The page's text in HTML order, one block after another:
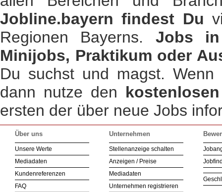
Jobline.bayern findest Du
Regionen Bayerns. Jobs in
Minijobs, Praktikum oder
Du suchst und magst.
dann nutze den
ersten der über neue Jobs
Über uns
Unsere Werte
Mediadaten
Kundenreferenzen
FAQ
Unternehmen
Stellenanzeige schalten
Anzeigen / Preise
Mediadaten
Unternehmen registrieren